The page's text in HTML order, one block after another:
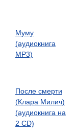
Муму
(аудиокнига
MP3)
После смерти
(Клара Милич)
(аудиокнига на
2 CD)